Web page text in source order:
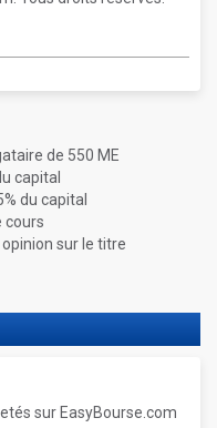
de 550 ME
capital
du capital
cours
sur le titre
sur EasyBourse.com